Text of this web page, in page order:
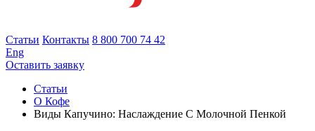
Статьи Контакты 8 800 700 74 42
Eng
Оставить заявку
Статьи
О Кофе
Виды Капучино: Наслаждение С Молочной Пенкой